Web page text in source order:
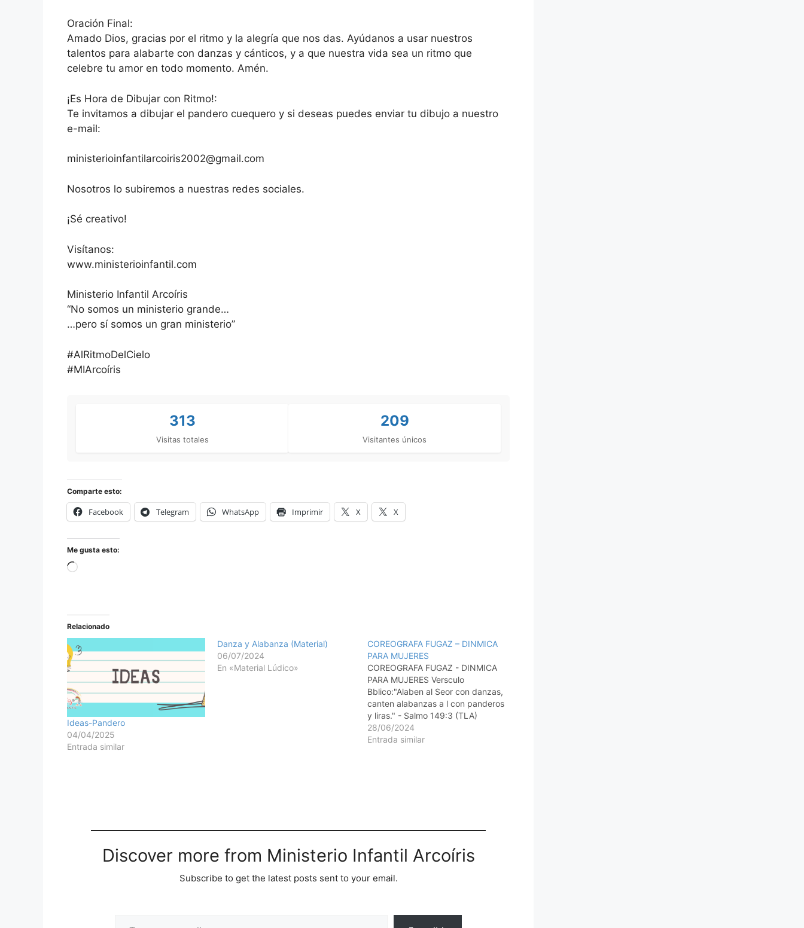
Oración Final:
Amado Dios, gracias por el ritmo y la alegría que nos das. Ayúdanos a usar nuestros
talentos para alabarte con danzas y cánticos, y a que nuestra vida sea un ritmo que
celebre tu amor en todo momento. Amén.
¡Es Hora de Dibujar con Ritmo!:
Te invitamos a dibujar el pandero cuequero y si deseas puedes enviar tu dibujo a nuestro
e-mail:
ministerioinfantilarcoiris2002@gmail.com
Nosotros lo subiremos a nuestras redes sociales.
¡Sé creativo!
Visítanos:
www.ministerioinfantil.com
Ministerio Infantil Arcoíris
“No somos un ministerio grande…
…pero sí somos un gran ministerio”
#AlRitmoDelCielo
#MIArcoíris
313
Visitas totales
209
Visitantes únicos
Comparte esto:
Facebook Telegram WhatsApp Imprimir X X
Me gusta esto:
Relacionado
Ideas-Pandero
04/04/2025
Entrada similar
Danza y Alabanza (Material)
06/07/2024
En «Material Lúdico»
COREOGRAFA FUGAZ – DINMICA
PARA MUJERES
COREOGRAFA FUGAZ - DINMICA
PARA MUJERES Versculo
Bblico:"Alaben al Seor con danzas,
canten alabanzas a l con panderos
y liras." - Salmo 149:3 (TLA)
Descripcin de la dinmica:En esta
dinmica, las mujeres trabajarn en
28/06/2024
Entrada similar
Discover more from Ministerio Infantil Arcoíris
Subscribe to get the latest posts sent to your email.